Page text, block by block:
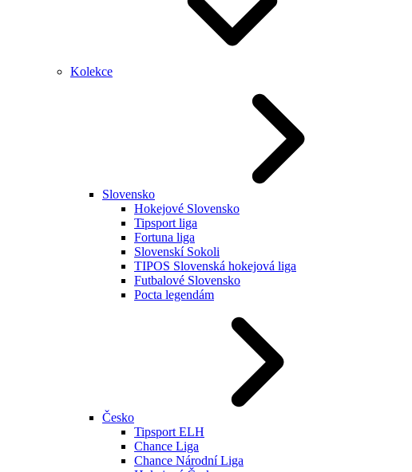
Kolekce
Slovensko
Hokejové Slovensko
Tipsport liga
Fortuna liga
Slovenskí Sokoli
TIPOS Slovenská hokejová liga
Futbalové Slovensko
Pocta legendám
Česko
Tipsport ELH
Chance Liga
Chance Národní Liga